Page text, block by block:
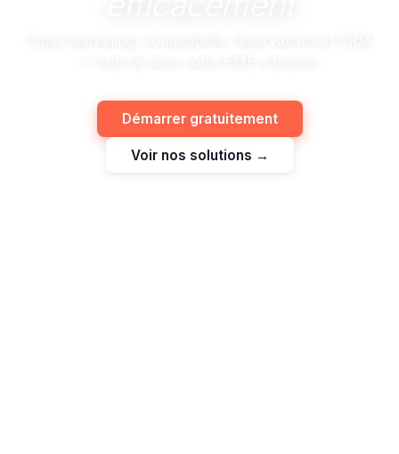
Démarrer gratuitement
Voir nos solutions →